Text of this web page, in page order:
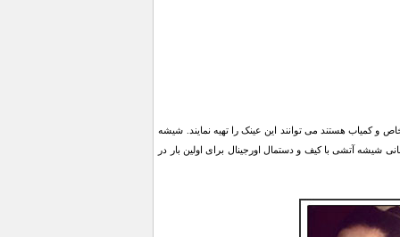
و کمیاب هستند می توانند این عینک را تهیه نمایند. شیشه
خلبانی شیشه آتشی با کیف و دستمال اورجینال برای اولین بار در